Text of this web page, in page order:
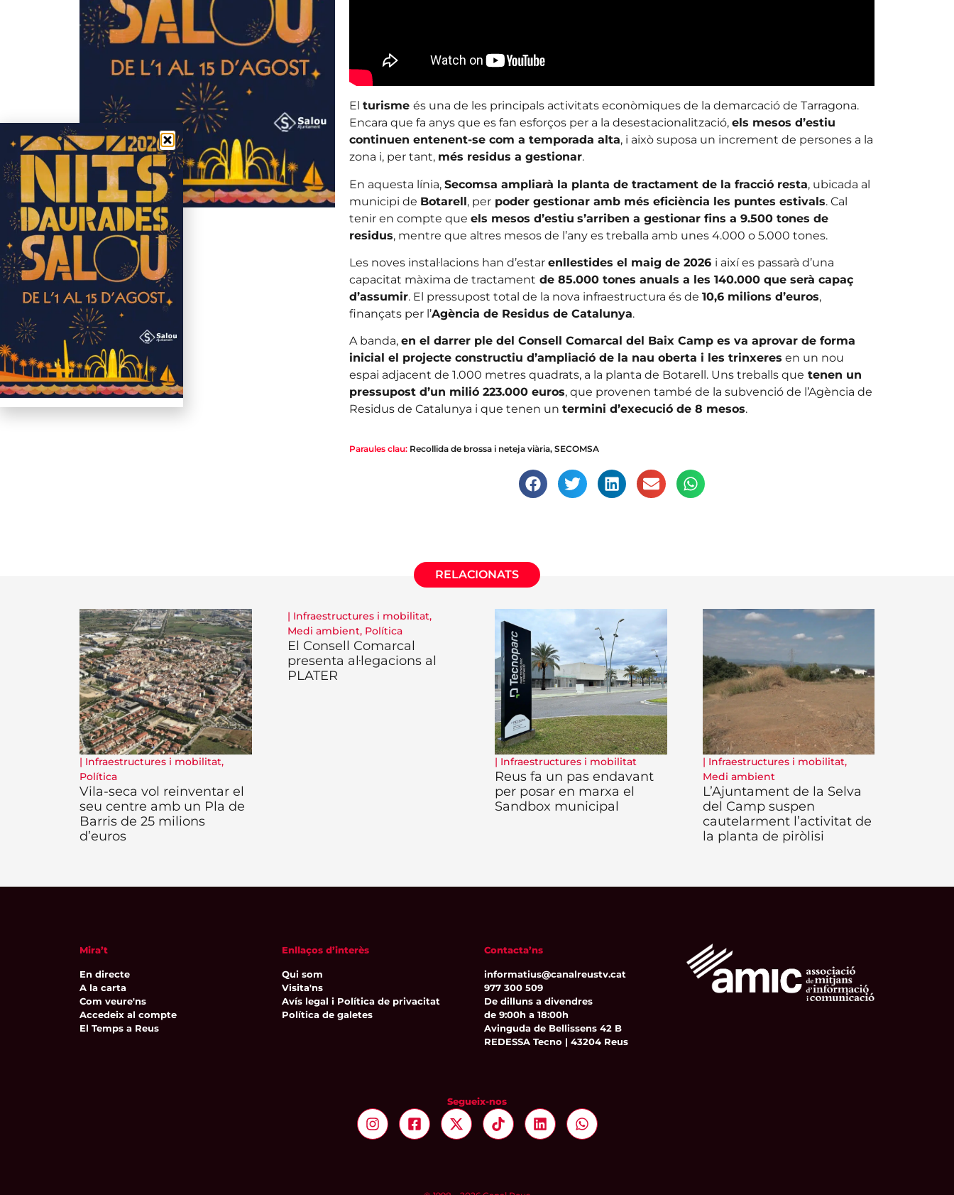
El turisme és una de les principals activitats econòmiques de la demarcació de Tarragona.
Encara que fa anys que es fan esforços per a la desestacionalització, els mesos d’estiu
continuen entenent-se com a temporada alta, i això suposa un increment de persones a la
zona i, per tant, més residus a gestionar.
En aquesta línia, Secomsa ampliarà la planta de tractament de la fracció resta, ubicada al
municipi de Botarell, perpoder gestionar amb més eficiència les puntes estivals. Cal
tenir en compte que els mesos d’estiu s’arriben a gestionar fins a 9.500 tones de
residus, mentre que altres mesos de l’any es treballa amb unes 4.000 o 5.000 tones.
Les noves instal·lacions han d’estar enllestides el maig de 2026 i així es passarà d’una
capacitat màxima de tractament de 85.000 tones anuals a les 140.000 que serà capaç
d’assumir. El pressupost total de la nova infraestructura és de 10,6 milions d’euros,
finançats per l’Agència de Residus de Catalunya.
A banda, en el darrer ple del Consell Comarcal del Baix Camp es va aprovar de forma
inicial el projecte constructiu d’ampliació de la nau oberta i les trinxeres en un nou
espai adjacent de 1.000 metres quadrats, a la planta de Botarell. Uns treballs que tenen un
pressupost d’un milió 223.000 euros, que provenen també de la subvenció de l’Agència de
Residus de Catalunya i que tenen un termini d’execució de 8 mesos.
Paraules clau: Recollida de brossa i neteja viària, SECOMSA
RELACIONATS
| Infraestructures i mobilitat,
Política
Vila-seca vol reinventar el
seu centre amb un Pla de
Barris de 25 milions
d’euros
| Infraestructures i mobilitat,
Medi ambient, Política
El Consell Comarcal
presenta al·legacions al
PLATER
| Infraestructures i mobilitat
Reus fa un pas endavant
per posar en marxa el
Sandbox municipal
| Infraestructures i mobilitat,
Medi ambient
L’Ajuntament de la Selva
del Camp suspen
cautelarment l’activitat de
la planta de piròlisi
Mira’t
En directe
A la carta
Com veure'ns
Accedeix al compte
El Temps a Reus
Enllaços d’interès
Qui som
Visita'ns
Avís legal i Política de privacitat
Política de galetes
Contacta’ns
informatius@canalreustv.cat
977 300 509
De dilluns a divendres
de 9:00h a 18:00h
Avinguda de Bellissens 42 B
REDESSA Tecno | 43204 Reus
Segueix-nos